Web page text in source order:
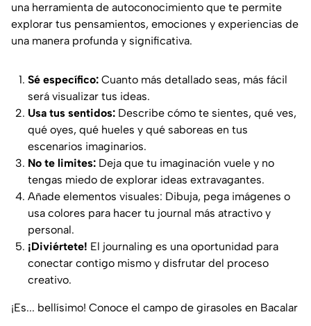
una herramienta de autoconocimiento que te permite
explorar tus pensamientos, emociones y experiencias de
una manera profunda y significativa.
Sé específico: Cuanto más detallado seas, más fácil
será visualizar tus ideas.
Usa tus sentidos: Describe cómo te sientes, qué ves,
qué oyes, qué hueles y qué saboreas en tus
escenarios imaginarios.
No te limites: Deja que tu imaginación vuele y no
tengas miedo de explorar ideas extravagantes.
Añade elementos visuales: Dibuja, pega imágenes o
usa colores para hacer tu journal más atractivo y
personal.
¡Diviértete! El journaling es una oportunidad para
conectar contigo mismo y disfrutar del proceso
creativo.
¡Es... bellísimo! Conoce el campo de girasoles en Bacalar